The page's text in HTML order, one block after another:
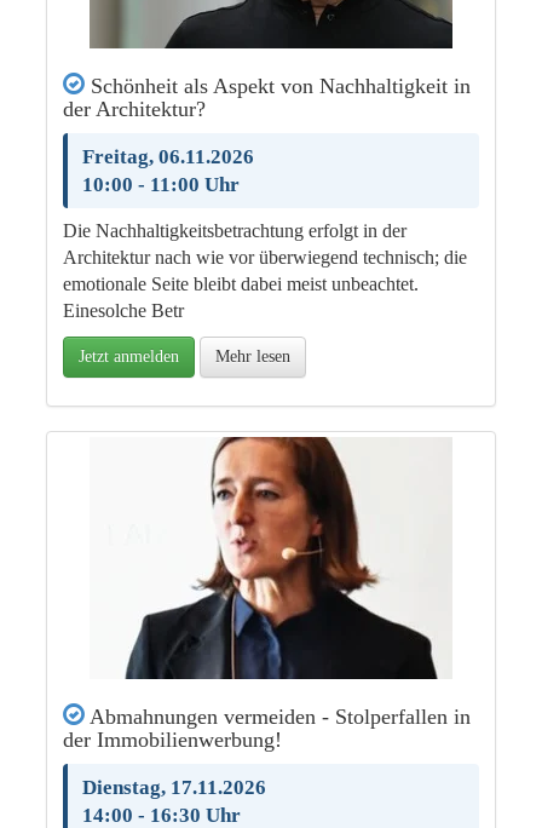
Schönheit als Aspekt von Nachhaltigkeit in
der Architektur?
Freitag, 06.11.2026
10:00 - 11:00 Uhr
Die Nachhaltigkeitsbetrachtung erfolgt in der
Architektur nach wie vor überwiegend technisch; die
emotionale Seite bleibt dabei meist unbeachtet.
Einesolche Betr
Jetzt anmelden Mehr lesen
Abmahnungen vermeiden - Stolperfallen in
der Immobilienwerbung!
Dienstag, 17.11.2026
14:00 - 16:30 Uhr